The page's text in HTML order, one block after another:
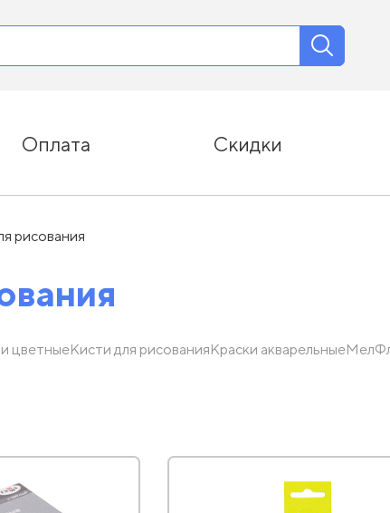
Оплата Скидки
рисования
цветныеКисти для рисованияКраски акварельныеМел